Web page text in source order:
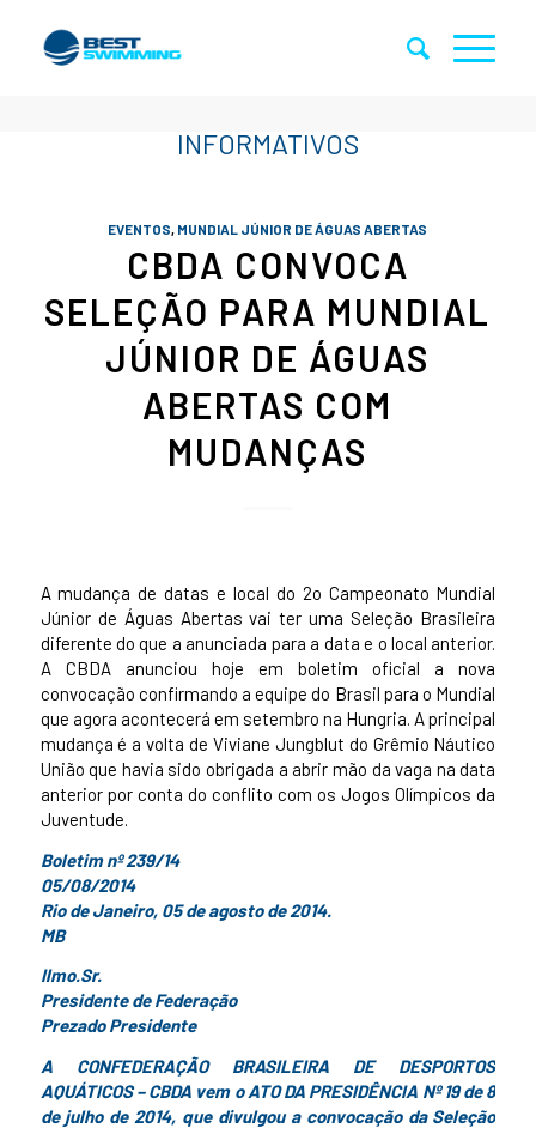
EVENTOS, MUNDIAL JÚNIOR DE ÁGUAS ABERTAS
CBDA CONVOCA
SELEÇÃO PARA MUNDIAL
JÚNIOR DE ÁGUAS
ABERTAS COM
MUDANÇAS
A mudança de datas e local do 2o Campeonato Mundial
Júnior de Águas Abertas vai ter uma Seleção Brasileira
diferente do que a anunciada para a data e o local anterior.
A CBDA anunciou hoje em boletim oficial a nova
convocação confirmando a equipe do Brasil para o Mundial
que agora acontecerá em setembro na Hungria. A principal
mudança é a volta de Viviane Jungblut do Grêmio Náutico
União que havia sido obrigada a abrir mão da vaga na data
anterior por conta do conflito com os Jogos Olímpicos da
Juventude.
Boletim nº 239/14
05/08/2014
Rio de Janeiro, 05 de agosto de 2014.
MB
Ilmo.Sr.
Presidente de Federação
Prezado Presidente
A CONFEDERAÇÃO BRASILEIRA DE DESPORTOS
AQUÁTICOS – CBDA vem o ATO DA PRESIDÊNCIA Nº 19 de 8
de julho de 2014, que divulgou a convocação da Seleção